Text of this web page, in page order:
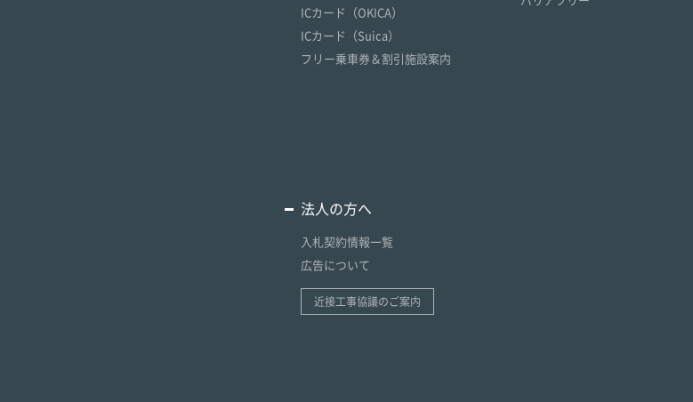
ICカード（OKICA）
ICカード（Suica）
フリー乗車券＆割引施設案内
法人の方へ
入札契約情報一覧
広告について
近接工事協議のご案内